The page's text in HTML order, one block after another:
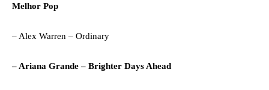
Melhor Pop
– Alex Warren – Ordinary
– Ariana Grande – Brighter Days Ahead